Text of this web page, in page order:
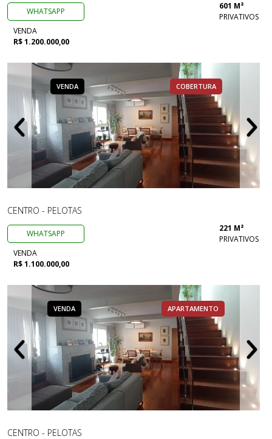
WHATSAPP
601 M²
PRIVATIVOS
VENDA
R$ 1.200.000,00
VENDA COBERTURA
CENTRO - PELOTAS
WHATSAPP
221 M²
PRIVATIVOS
VENDA
R$ 1.100.000,00
VENDA APARTAMENTO
CENTRO - PELOTAS